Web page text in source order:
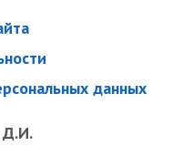
данных
Д.И.